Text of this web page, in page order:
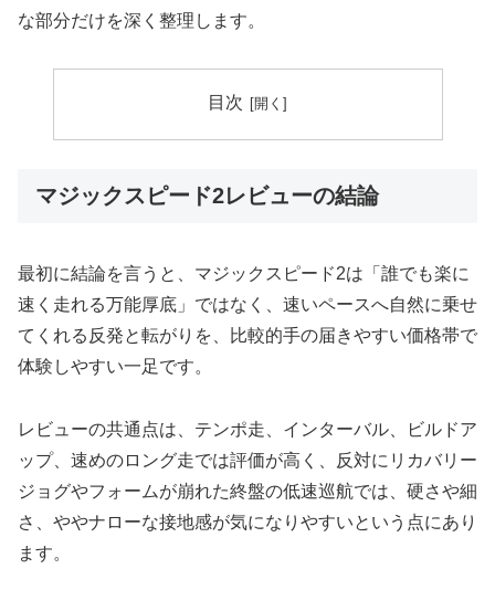
な部分だけを深く整理します。
目次
マジックスピード2レビューの結論
最初に結論を言うと、マジックスピード2は「誰でも楽に
速く走れる万能厚底」ではなく、速いペースへ自然に乗せ
てくれる反発と転がりを、比較的手の届きやすい価格帯で
体験しやすい一足です。
レビューの共通点は、テンポ走、インターバル、ビルドア
ップ、速めのロング走では評価が高く、反対にリカバリー
ジョグやフォームが崩れた終盤の低速巡航では、硬さや細
さ、ややナローな接地感が気になりやすいという点にあり
ます。